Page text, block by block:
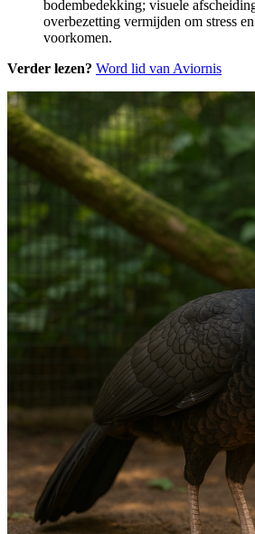
bodembedekking; visuele
overbezetting vermijden om stress
voorkomen.
Verder lezen? Word lid van Aviornis